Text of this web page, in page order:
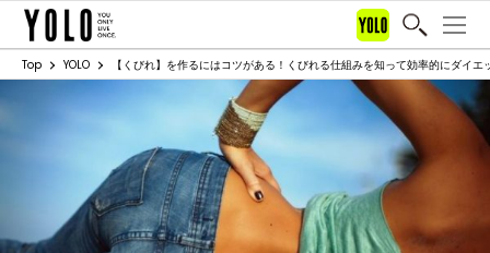
Top YOLO 【くびれ】を作るにはコツがある！くびれる仕組みを知って効率的にダイエ